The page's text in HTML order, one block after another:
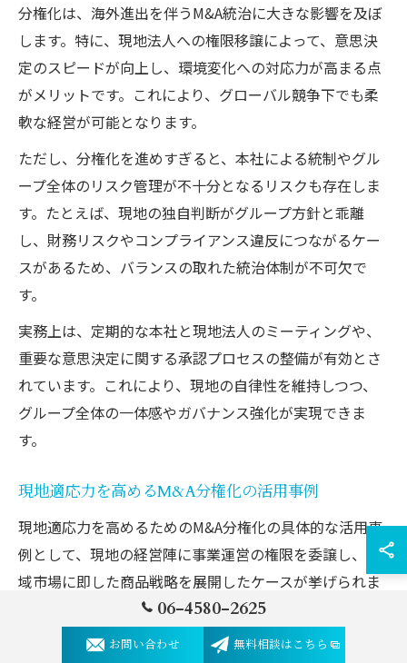
分権化は、海外進出を伴うM&A統治に大きな影響を及ぼ
します。特に、現地法人への権限移譲によって、意思決
定のスピードが向上し、環境変化への対応力が高まる点
がメリットです。これにより、グローバル競争下でも柔
軟な経営が可能となります。
ただし、分権化を進めすぎると、本社による統制やグル
ープ全体のリスク管理が不十分となるリスクも存在しま
す。たとえば、現地の独自判断がグループ方針と乖離
し、財務リスクやコンプライアンス違反につながるケー
スがあるため、バランスの取れた統治体制が不可欠で
す。
実務上は、定期的な本社と現地法人のミーティングや、
重要な意思決定に関する承認プロセスの整備が有効とさ
れています。これにより、現地の自律性を維持しつつ、
グループ全体の一体感やガバナンス強化が実現できま
す。
現地適応力を高めるM&A分権化の活用事例
現地適応力を高めるためのM&A分権化の具体的な活用事
例として、現地の経営陣に事業運営の権限を委譲し、地
域市場に即した商品戦略を展開したケースが挙げられま
す。例えば、アジア市場で消費者ニーズに合わせて商品
開発・マーケティング方針を独自に決定した結果、売上
06-4580-2625
お問い合わせ 無料相談はこちら